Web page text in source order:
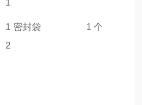
1
1
2
密封袋 1 个